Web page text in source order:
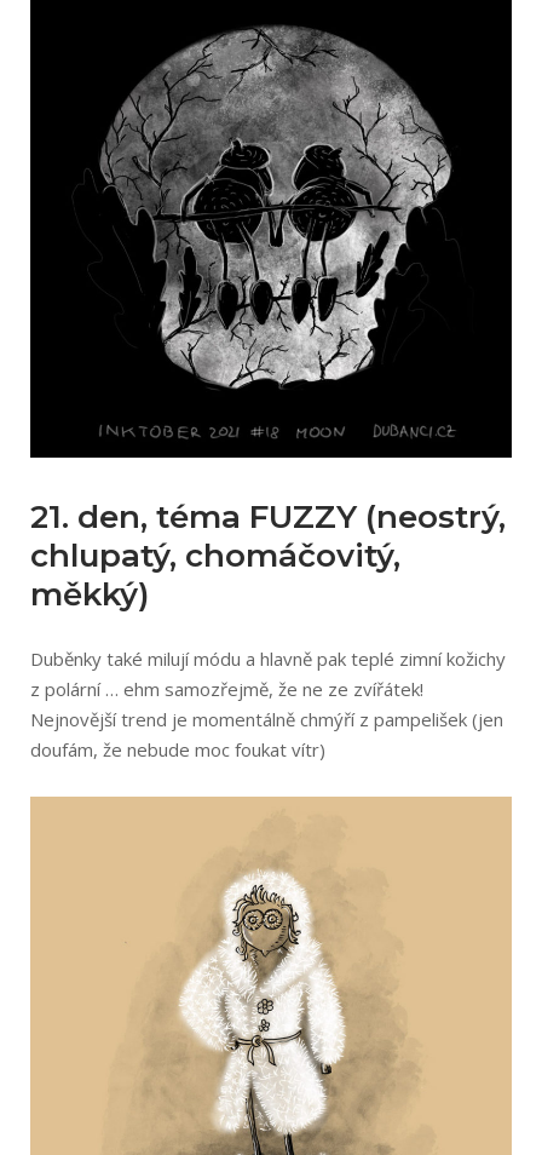
21. den, téma FUZZY (neostrý,
chlupatý, chomáčovitý,
měkký)
Duběnky také milují módu a hlavně pak teplé zimní kožichy
z polární … ehm samozřejmě, že ne ze zvířátek!
Nejnovější trend je momentálně chmýří z pampelišek (jen
doufám, že nebude moc foukat vítr)